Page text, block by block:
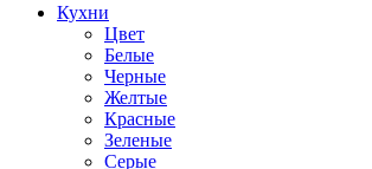
Кухни
Цвет
Белые
Черные
Желтые
Красные
Зеленые
Серые